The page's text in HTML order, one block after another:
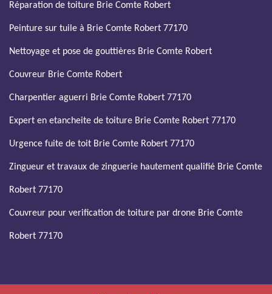
Réparation de toiture Brie Comte Robert
Peinture sur tuile à Brie Comte Robert 77170
Nettoyage et pose de gouttières Brie Comte Robert
Couvreur Brie Comte Robert
Charpentier aguerri Brie Comte Robert 77170
Expert en etancheite de toiture Brie Comte Robert 77170
Urgence fuite de toit Brie Comte Robert 77170
Zingueur et travaux de zinguerie hautement qualifié Brie Comte
Robert 77170
Couvreur pour verification de toiture par drone Brie Comte
Robert 77170